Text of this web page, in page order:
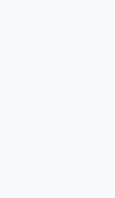
CoinGecko
Reddedebilir
Jetonunuzu bu
görünürlüğünü ve
Ancak, bir listeleme
durumlar vardır. Bu
alacağınızı bilmek,
Yeterli İşlem